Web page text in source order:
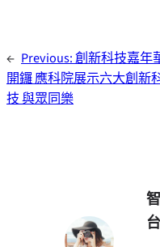
← Previous:創新科技嘉年
開鑼 應科院展示六大創新
技 與眾同樂
台